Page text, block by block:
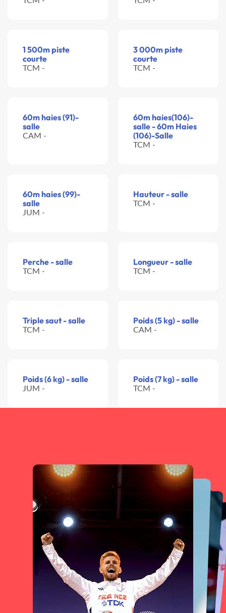
1 500m piste
courte
TCM -
3 000m piste
courte
TCM -
60m haies (91)-
salle
CAM -
60m haies(106)-
salle - 60m Haies
(106)-Salle
TCM -
60m haies (99)-
salle
JUM -
Hauteur - salle
TCM -
Perche - salle
TCM -
Longueur - salle
TCM -
Triple saut - salle
TCM -
Poids (5 kg) - salle
CAM -
Poids (6 kg) - salle
JUM -
Poids (7 kg) - salle
TCM -